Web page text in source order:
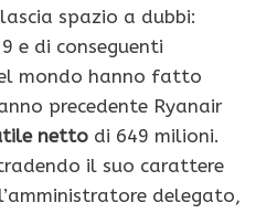
spazio a dubbi:
e di conseguenti
mondo hanno fatto
precedente Ryanair
netto di 649 milioni.
il suo carattere
delegato,